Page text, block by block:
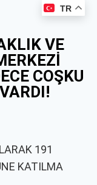
VE
COŞKU
191
KATILMA
TR